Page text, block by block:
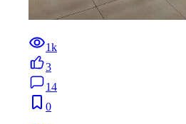
1k
3
14
0